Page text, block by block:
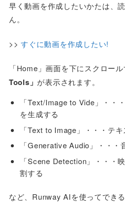
早く動画を作成したいかたは、
ん。
>>すぐに動画を作成したい!
「Home」画面を下にスクロール
Tools」が表示されます。
「Text/Image to Vide」・・
を生成する
「Text to Image」・・・テ
「Generative Audio」・・・
「Scene Detection」・・・
割する
など、Runway AIを使ってでき